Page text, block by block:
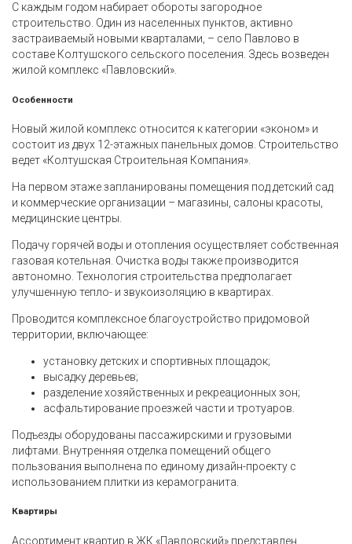
С каждым годом набирает обороты загородное
строительство. Один из населенных пунктов, активно
застраиваемый новыми кварталами, – село Павлово в
составе Колтушского сельского поселения. Здесь возведен
жилой комплекс «Павловский».
Особенности
Новый жилой комплекс относится к категории «эконом» и
состоит из двух 12-этажных панельных домов. Строительство
ведет «Колтушская Строительная Компания».
На первом этаже запланированы помещения под детский сад
и коммерческие организации – магазины, салоны красоты,
медицинские центры.
Подачу горячей воды и отопления осуществляет собственная
газовая котельная. Очистка воды также производится
автономно. Технология строительства предполагает
улучшенную тепло- и звукоизоляцию в квартирах.
Проводится комплексное благоустройство придомовой
территории, включающее:
установку детских и спортивных площадок;
высадку деревьев;
разделение хозяйственных и рекреационных зон;
асфальтирование проезжей части и тротуаров.
Подъезды оборудованы пассажирскими и грузовыми
лифтами. Внутренняя отделка помещений общего
пользования выполнена по единому дизайн-проекту с
использованием плитки из керамогранита.
Квартиры
Ассортимент квартир в ЖК «Павловский» представлен